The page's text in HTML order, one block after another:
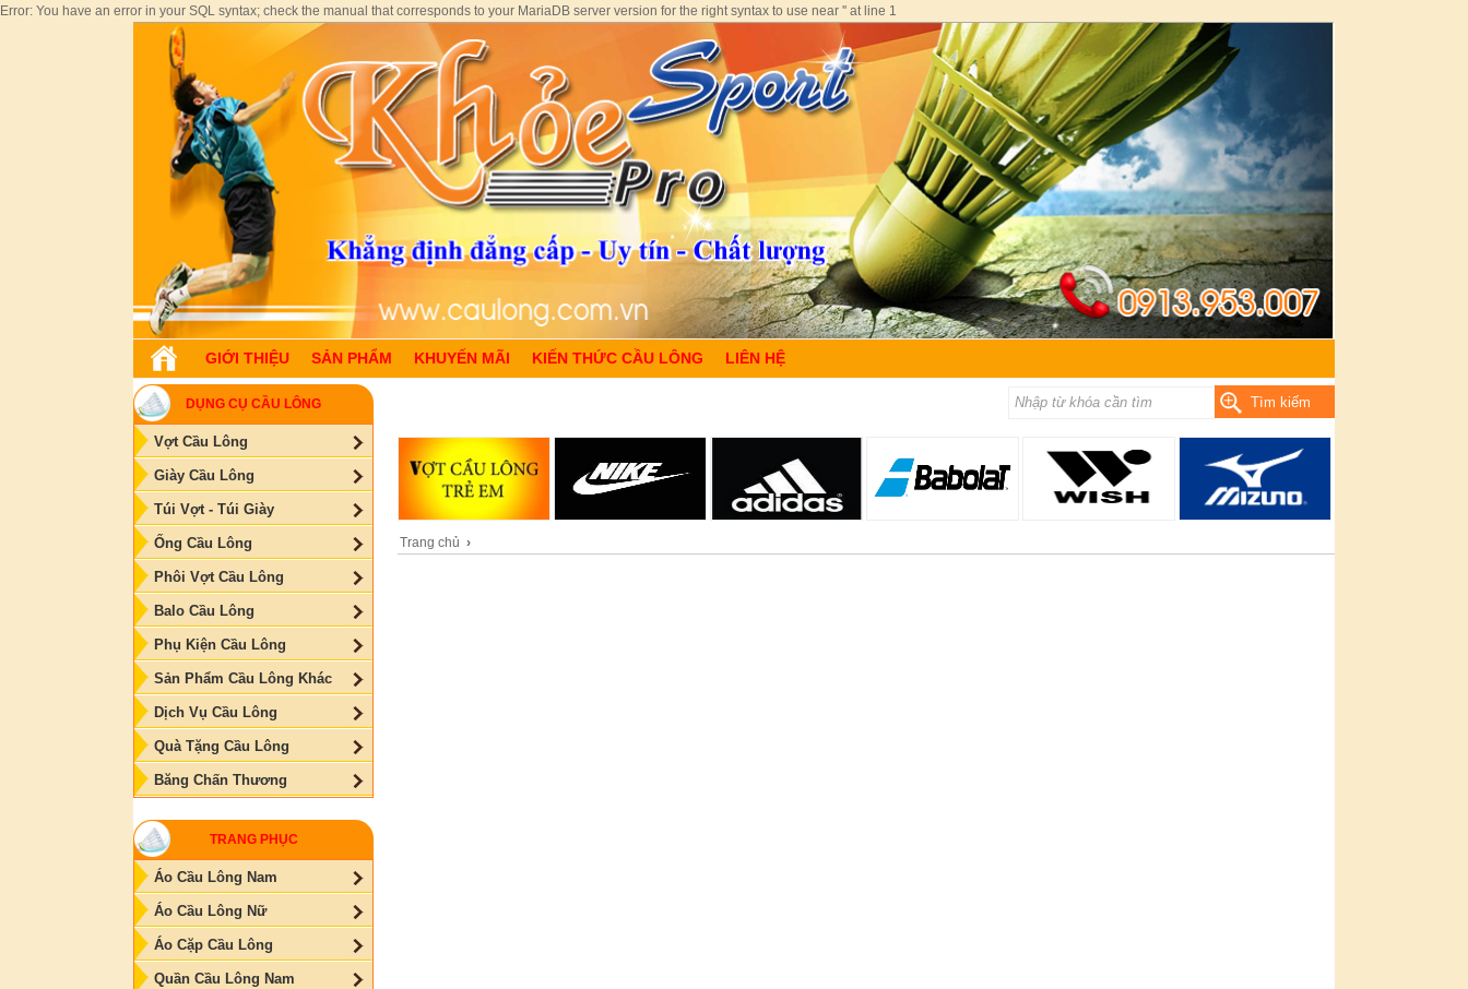
Error: You have an error in your SQL syntax; check the manual that corresponds to your MariaDB server version for the right syntax to use near '' at line 1
GIỚI THIỆU SẢN PHẨM KHUYẾN MÃI KIẾN THỨC CẦU LÔNG LIÊN HỆ
DỤNG CỤ CẦU LÔNG
Vợt Cầu Lông
Giày Cầu Lông
Túi Vợt - Túi Giày
Ống Cầu Lông
Phôi Vợt Cầu Lông
Balo Cầu Lông
Phụ Kiện Cầu Lông
Sản Phẩm Cầu Lông Khác
Dịch Vụ Cầu Lông
Quà Tặng Cầu Lông
Băng Chấn Thương
TRANG PHỤC
Áo Cầu Lông Nam
Áo Cầu Lông Nữ
Áo Cặp Cầu Lông
Quần Cầu Lông Nam
Tìm kiếm
Trang chủ ›